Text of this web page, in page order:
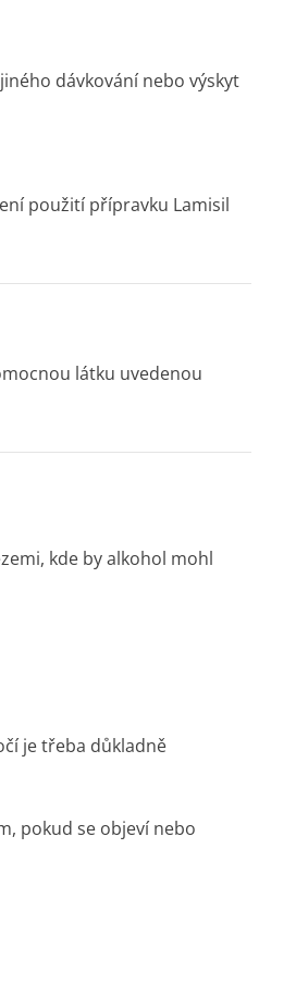
dávkování nebo výskyt
použití přípravku Lamisil
látku uvedenou
kde by alkohol mohl
je třeba důkladně
pokud se objeví nebo